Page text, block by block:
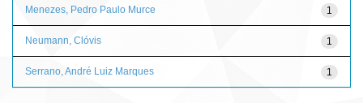
1
Menezes, Pedro Paulo Murce
1
Neumann, Clóvis
1
Serrano, André Luiz Marques